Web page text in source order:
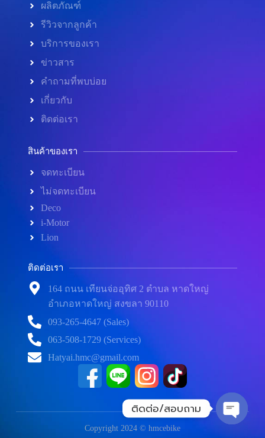
ผลิตภัณฑ์
รีวิวจากลูกค้า
บริการของเรา
ข่าวสาร
คำถามที่พบบ่อย
เกี่ยวกับ
ติดต่อเรา
สินค้าของเรา
จดทะเบียน
ไม่จดทะเบียน
Deco
i-Motor
Lion
ติดต่อเรา
164 ถนน เทียนจ่ออุทิศ 2 ตำบล หาดใหญ่
อำเภอหาดใหญ่ สงขลา 90110
093-265-4647 (Sales)
063-508-1729 (Services)
Hatyai.hmc@gmail.com
Copyright 2024 © hmcebike
ติดต่อ/สอบถาม